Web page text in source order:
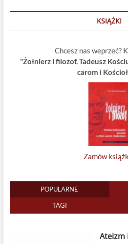
KSIĄŻKI
Chcesz nas weprzeć?
"Żołnierz i filozof. Tadeusz
carom i
Zamów
POPULARNE
TAGI
Ateizm